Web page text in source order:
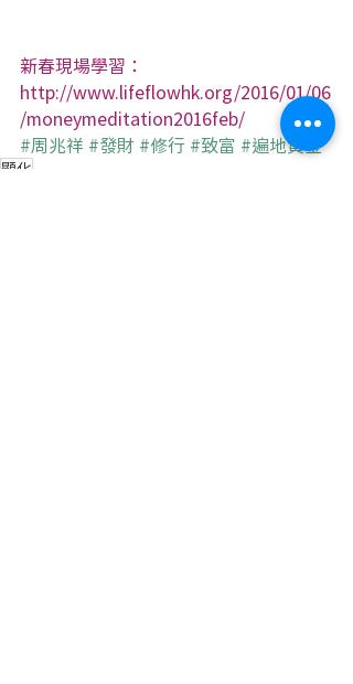
新春現場學習：
http://www.lifeflowhk.org/2016/01/06
/moneymeditation2016feb/
#周兆祥 #發財 #修行 #致富 #遍地黃金
顯化